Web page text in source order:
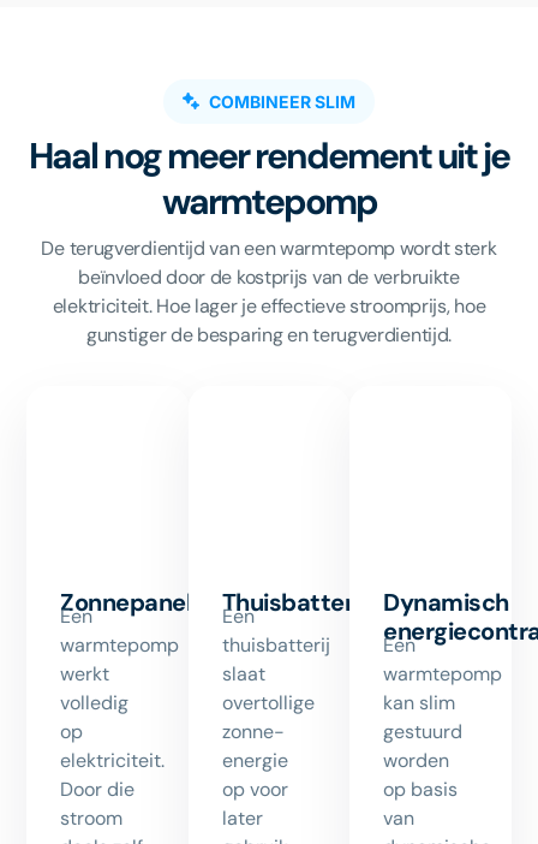
COMBINEER SLIM
Haal nog meer rendement uit je
warmtepomp
De terugverdientijd van een warmtepomp wordt sterk
beïnvloed door de kostprijs van de verbruikte
elektriciteit. Hoe lager je effectieve stroomprijs, hoe
gunstiger de besparing en terugverdientijd.
Zonnepanelen
Een
warmtepomp
werkt
volledig
op
elektriciteit.
Door die
stroom
Thuisbatterij
Een
thuisbatterij
slaat
overtollige
zonne-
energie
op voor
later
Dynamisch
Een
warmtepomp
kan slim
gestuurd
worden
op basis
van